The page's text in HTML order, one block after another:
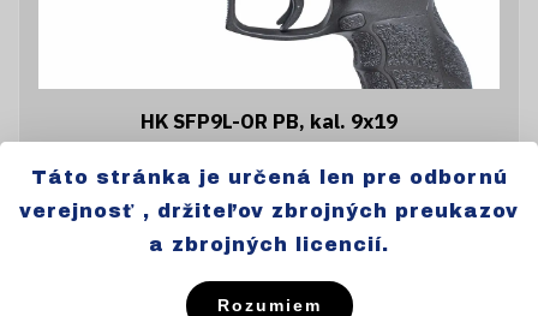
HK SFP9L-OR PB, kal. 9x19
Nieje skladom
Cena: 1038,-€
Táto stránka je určená len pre odbornú
verejnosť , držiteľov zbrojných preukazov
a zbrojných licencií.
Rozumiem